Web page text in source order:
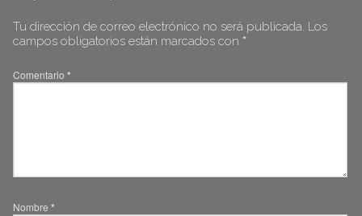
Tu dirección de correo electrónico no será publicada. Los
campos obligatorios están marcados con *
Comentario *
Nombre *